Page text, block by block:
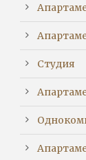
Студия